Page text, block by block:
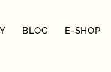
BLOG E-SHOP